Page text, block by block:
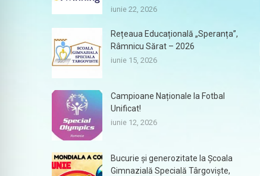
iunie 22, 2026
Rețeaua Educațională „Speranța”,
Râmnicu Sărat – 2026
iunie 15, 2026
Campioane Naționale la Fotbal
Unificat!
iunie 12, 2026
Bucurie și generozitate la Școala
Gimnazială Specială Târgoviște,